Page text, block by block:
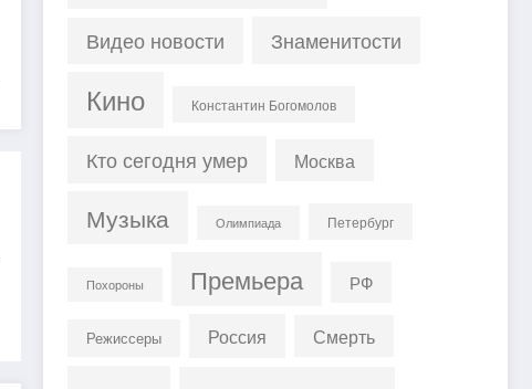
Видео новости Знаменитости
Кино Константин Богомолов
Кто сегодня умер Москва
Музыка Олимпиада Петербург
Похороны Премьера РФ
Режиссеры Россия Смерть